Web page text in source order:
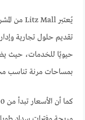
تقديم حلول تجارية
حيويًا للخدمات، حيث
بمساحات مرنة تناسب